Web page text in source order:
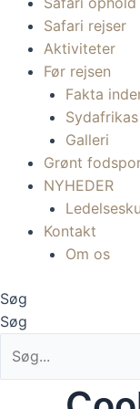
Safari rejser
Aktiviteter
Før rejsen
Fakta
Galleri
Grønt
NYHEDER
Kontakt
Om os
Søg
Søg